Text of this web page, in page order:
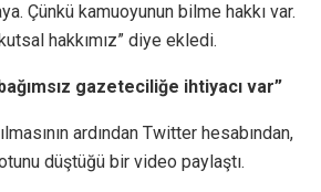
Çünkü kamuoyunun bilme hakkı var.
hakkımız” diye ekledi.
gazeteciliğe ihtiyacı var”
ardından Twitter hesabından,
düştüğü bir video paylaştı.